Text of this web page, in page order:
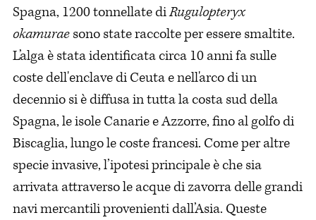
Spagna, 1200 tonnellate diRugulopteryx
okamuraesono state raccolte per essere smaltite.
L’alga è stata identificata circa 10 anni fa sulle
coste dell'enclave di Ceuta e nell'arco di un
decennio si è diffusa in tutta la costa sud della
Spagna, le isole Canarie e Azzorre, fino al golfo di
Biscaglia, lungo le coste francesi. Come per altre
specie invasive, l’ipotesi principale è che sia
arrivata attraverso le acque di zavorra delle grandi
navi mercantili provenienti dall’Asia. Queste